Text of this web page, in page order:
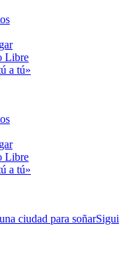
Libre
a tú»
Libre
a tú»
ciudad para soñar